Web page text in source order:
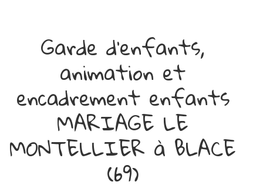
Garde d'enfants,
animation et
encadrement enfants
MARIAGE LE
MONTELLIER à BLACE
(69)